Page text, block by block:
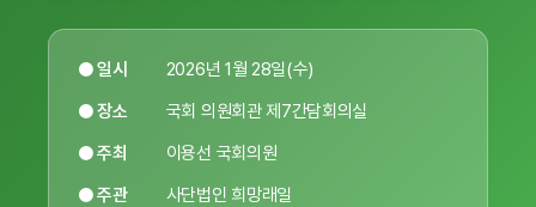
● 일시
2026년 1월 28일(수)
● 장소
국회 의원회관 제7간담회의실
● 주최
이용선 국회의원
● 주관
사단법인 희망래일